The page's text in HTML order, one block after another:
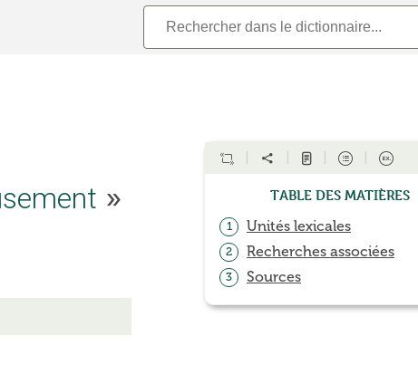
» Table des matières
1 Unités lexicales
2 Recherches associées
3 Sources